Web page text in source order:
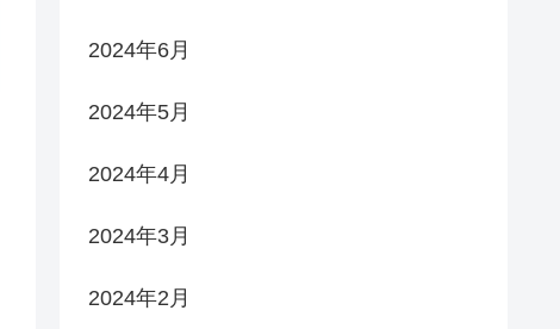
2024年6月
2024年5月
2024年4月
2024年3月
2024年2月